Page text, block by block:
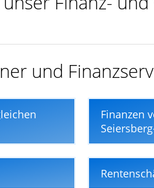
und
Finanzen